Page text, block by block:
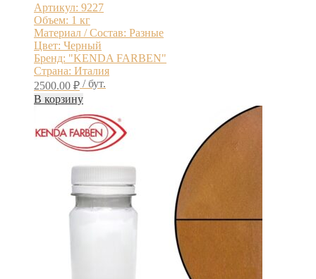
Артикул: 9227
Объем: 1 кг
Материал / Состав: Разные
Цвет: Черный
Бренд: "KENDA FARBEN"
Страна: Италия
2500.00 ₽ / бут.
В корзину